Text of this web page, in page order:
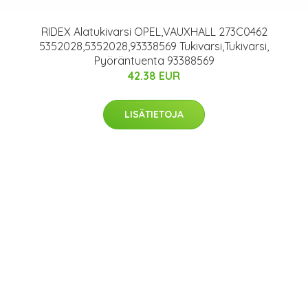
RIDEX Alatukivarsi OPEL,VAUXHALL 273C0462
5352028,5352028,93338569 Tukivarsi,Tukivarsi,
Pyöräntuenta 93388569
42.38 EUR
LISÄTIETOJA